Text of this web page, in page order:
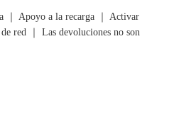
｜ Apoyo a la recarga ｜ Activar
red ｜ Las devoluciones no son